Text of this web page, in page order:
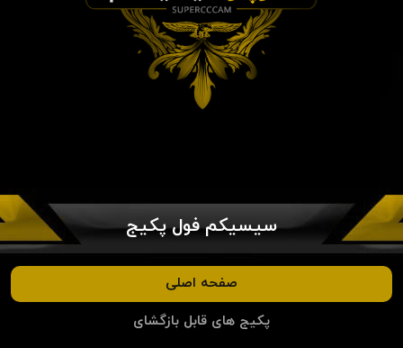
سیسیکم فول پکیج
صفحه اصلی
پکیج های قابل بازگشای